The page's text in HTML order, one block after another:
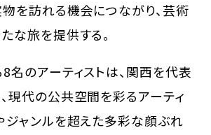
を訪れる機会につながり、芸術
な旅を提供する。
のアーティストは、関西を代表
現代の公共空間を彩るアーティ
ジャンルを超えた多彩な顔ぶれ